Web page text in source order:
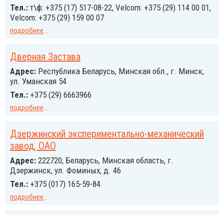
Тел.: т\ф: +375 (17) 517-08-22, Velcom: +375 (29) 114 00 01,
Velcom: +375 (29) 159 00 07
подробнее...
Дверная Застава
Адрес: Республика Беларусь, Минская обл., г. Минск,
ул. Уманская 54
Тел.: +375 (29) 6663966
подробнее...
Дзержинский экспериментально-механический
завод, ОАО
Адрес: 222720, Беларусь, Минская область, г.
Дзержинск, ул. Фоминых, д. 46
Тел.: +375 (017) 165-59-84
подробнее...